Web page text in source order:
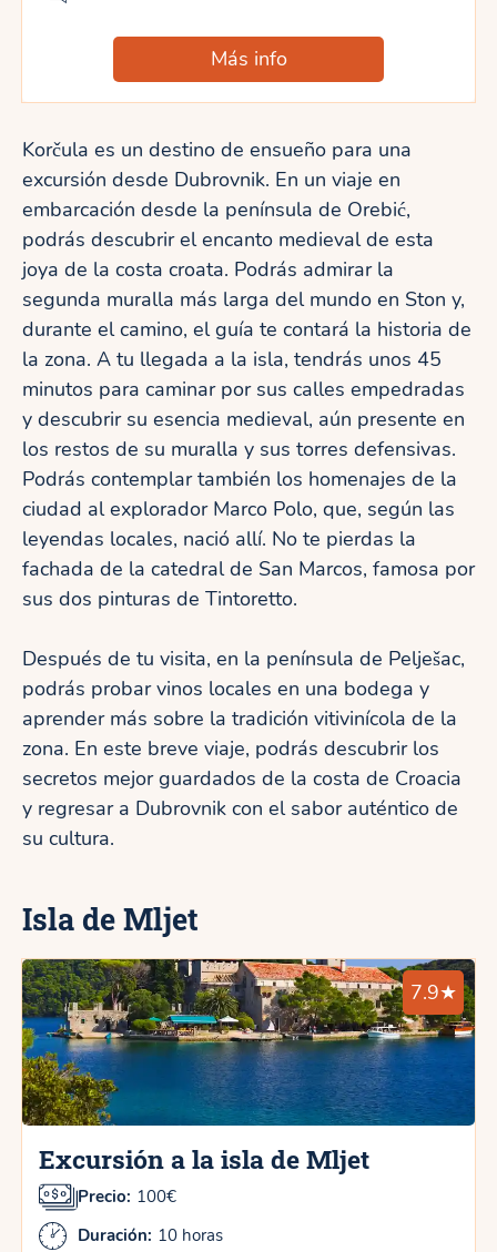
Más info
Korčula es un destino de ensueño para una
excursión desde Dubrovnik. En un viaje en
embarcación desde la península de Orebić,
podrás descubrir el encanto medieval de esta
joya de la costa croata. Podrás admirar la
segunda muralla más larga del mundo en Ston y,
durante el camino, el guía te contará la historia de
la zona. A tu llegada a la isla, tendrás unos 45
minutos para caminar por sus calles empedradas
y descubrir su esencia medieval, aún presente en
los restos de su muralla y sus torres defensivas.
Podrás contemplar también los homenajes de la
ciudad al explorador Marco Polo, que, según las
leyendas locales, nació allí. No te pierdas la
fachada de la catedral de San Marcos, famosa por
sus dos pinturas de Tintoretto.
Después de tu visita, en la península de Pelješac,
podrás probar vinos locales en una bodega y
aprender más sobre la tradición vitivinícola de la
zona. En este breve viaje, podrás descubrir los
secretos mejor guardados de la costa de Croacia
y regresar a Dubrovnik con el sabor auténtico de
su cultura.
Isla de Mljet
7.9★
Excursión a la isla de Mljet
Precio: 100€
Duración: 10 horas